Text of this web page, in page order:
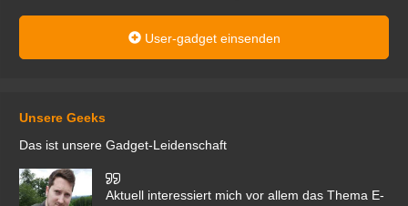
User-gadget einsenden
Unsere Geeks
Das ist unsere Gadget-Leidenschaft
Aktuell interessiert mich vor allem das Thema E-